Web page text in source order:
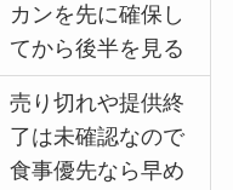
カンを先に確保し
てから後半を見る
売り切れや提供終
了は未確認なので
食事優先なら早め